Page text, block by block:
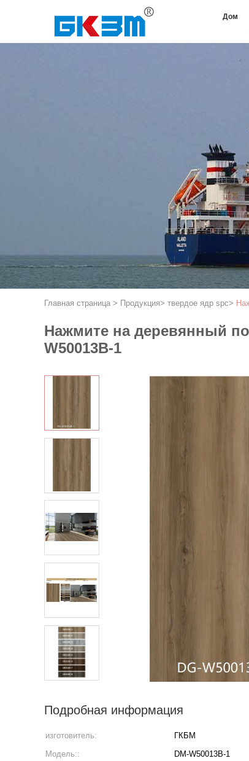
Дом
Главная страница > Продукция> твердое ядр spc>
Нажмите на деревянный
W50013B-1
Подробная информация
изготовитель: ГКБМ
Модель::
DM-W50013B-1